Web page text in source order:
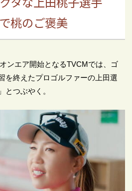
桃のご褒美
ンエア開始となるTVCMでは、ゴ
を終えたプロゴルファーの上田選
とつぶやく。